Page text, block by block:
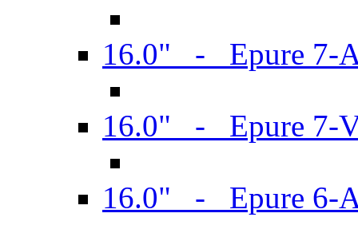
16.0" - Epure 7-
16.0" - Epure 7-
16.0" - Epure 6-